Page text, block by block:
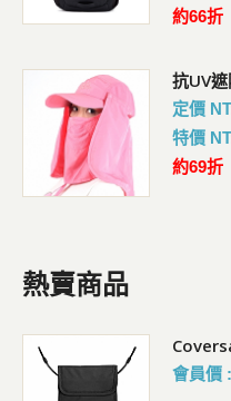
約66折
抗UV
定價
特價
約69折
熱賣商品
會員價